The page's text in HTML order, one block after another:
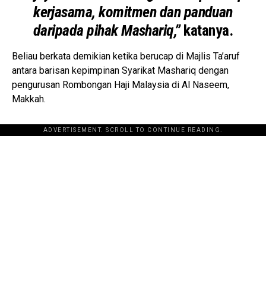
kerjasama, komitmen dan panduan
daripada pihak Mashariq,”katanya.
Beliau berkata demikian ketika berucap di Majlis Ta’aruf
antara barisan kepimpinan Syarikat Mashariq dengan
pengurusan Rombongan Haji Malaysia di Al Naseem,
Makkah.
ADVERTISEMENT. SCROLL TO CONTINUE READING.